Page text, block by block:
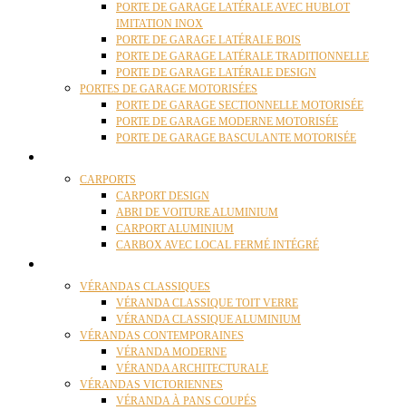
PORTE DE GARAGE LATÉRALE AVEC HUBLOT
IMITATION INOX
PORTE DE GARAGE LATÉRALE BOIS
PORTE DE GARAGE LATÉRALE TRADITIONNELLE
PORTE DE GARAGE LATÉRALE DESIGN
PORTES DE GARAGE MOTORISÉES
PORTE DE GARAGE SECTIONNELLE MOTORISÉE
PORTE DE GARAGE MODERNE MOTORISÉE
PORTE DE GARAGE BASCULANTE MOTORISÉE
CARPORTS
CARPORT DESIGN
ABRI DE VOITURE ALUMINIUM
CARPORT ALUMINIUM
CARBOX AVEC LOCAL FERMÉ INTÉGRÉ
VÉRANDAS CLASSIQUES
VÉRANDA CLASSIQUE TOIT VERRE
VÉRANDA CLASSIQUE ALUMINIUM
VÉRANDAS CONTEMPORAINES
VÉRANDA MODERNE
VÉRANDA ARCHITECTURALE
VÉRANDAS VICTORIENNES
VÉRANDA À PANS COUPÉS